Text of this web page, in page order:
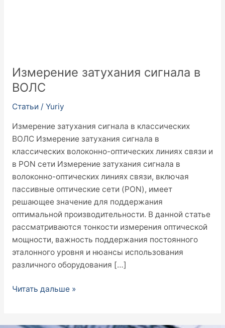
Измерение затухания сигнала в
ВОЛС
Статьи / Yuriy
Измерение затухания сигнала в классических
ВОЛС Измерение затухания сигнала в
классических волоконно-оптических линиях связи и
в PON сети Измерение затухания сигнала в
волоконно-оптических линиях связи, включая
пассивные оптические сети (PON), имеет
решающее значение для поддержания
оптимальной производительности. В данной статье
рассматриваются тонкости измерения оптической
мощности, важность поддержания постоянного
эталонного уровня и нюансы использования
различного оборудования […]
Читать дальше »